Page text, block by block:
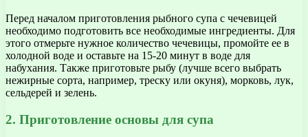
Перед началом приготовления рыбного супа с чечевицей
необходимо подготовить все необходимые ингредиенты. Для
этого отмерьте нужное количество чечевицы, промойте ее в
холодной воде и оставьте на 15-20 минут в воде для
набухания. Также приготовьте рыбу (лучше всего выбрать
нежирные сорта, например, треску или окуня), морковь, лук,
сельдерей и зелень.
2. Приготовление основы для супа